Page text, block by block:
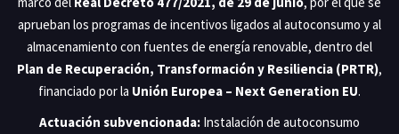
aprueban los programas de incentivos ligados al autoconsumo y al
almacenamiento con fuentes de energía renovable, dentro del
Plan de Recuperación, Transformación y Resiliencia (PRTR),
financiado por la Unión Europea – Next Generation EU.
Actuación subvencionada: Instalación de autoconsumo